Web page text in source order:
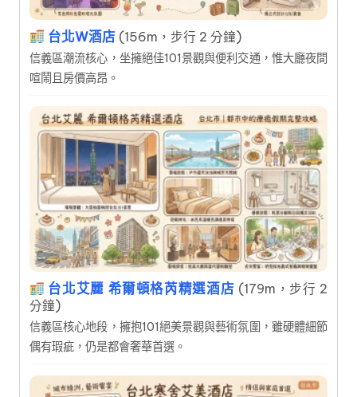
台北W酒店 (156m，步行 2 分鐘)
信義區潮流核心，坐擁絕佳101景觀與便利交通，惟大廳夜間
喧鬧且房價高昂。
台北艾麗 希爾頓格芮精選酒店 (179m，步行 2
分鐘)
信義區核心地段，擁抱101絕美景觀與藝術氛圍，雖硬體細節
偶有瑕疵，仍是都會奢華首選。